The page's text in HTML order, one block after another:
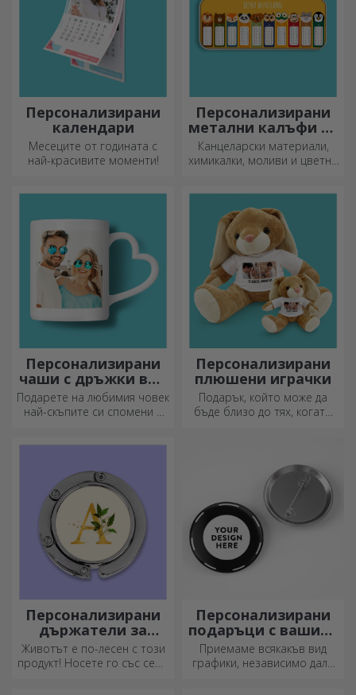
Персонализирани
календари
Месеците от годината с
най-красивите моменти!
Персонализирани
метални калъфи за
моливи
Канцеларски материали,
химикалки, моливи и цветни
за моливи на StarGift!
Персонализирани
чаши с дръжки във
формата на сърце
Подарете на любимия човек
най-скъпите си спомени с
Персонализирани
плюшени играчки
Подарък, който може да
бъде близо до тях, когато
за гушкане!
Персонализирани
държатели за
чанти за маса
Животът е по-лесен с този
продукт! Носете го със себе
Персонализирани
подаръци с вашите
графики
Приемаме всякакъв вид
графики, независимо дали